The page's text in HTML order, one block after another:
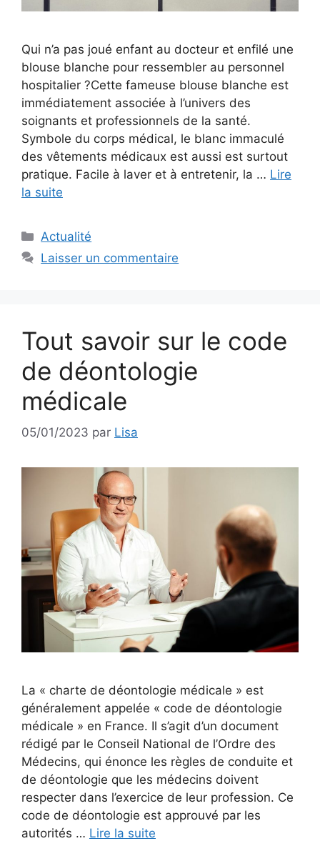
Qui n’a pas joué enfant au docteur et enfilé une
blouse blanche pour ressembler au personnel
hospitalier ?Cette fameuse blouse blanche est
immédiatement associée à l’univers des
soignants et professionnels de la santé.
Symbole du corps médical, le blanc immaculé
des vêtements médicaux est aussi est surtout
pratique. Facile à laver et à entretenir, la … Lire
la suite
Catégories
Actualité
Laisser un commentaire
Tout savoir sur le code
de déontologie
médicale
05/01/2023 par Lisa
La « charte de déontologie médicale » est
généralement appelée « code de déontologie
médicale » en France. Il s’agit d’un document
rédigé par le Conseil National de l’Ordre des
Médecins, qui énonce les règles de conduite et
de déontologie que les médecins doivent
respecter dans l’exercice de leur profession. Ce
code de déontologie est approuvé par les
autorités … Lire la suite